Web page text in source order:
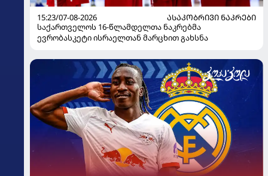
15:23/07-08-2026
ᲐᲡᲐᲙᲝᲑᲠᲘᲕᲘ ᲜᲐᲙᲠᲔᲑᲘ
საქართველოს 16-წლამდელთა ნაკრებმა
ევრობასკეტი ისრაელთან მარცხით გახსნა